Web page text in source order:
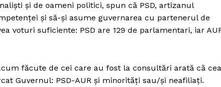
și de oameni politici, spun că PSD, artizanul
și să-și asume guvernarea cu partenerul de
voturi suficiente: PSD are 129 de parlamentari, iar
făcute de cei care au fost la consultări arată că cea
Guvernul: PSD-AUR și minorități sau/și neafiliați.